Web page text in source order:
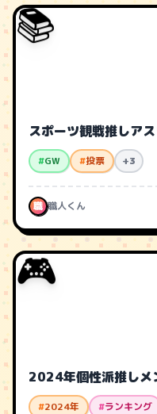
📚
スポーツ観戦推しア
#GW #投票 +3
職 職人くん
🎮
2024年個性派推しメ
#2024年 #ランキング